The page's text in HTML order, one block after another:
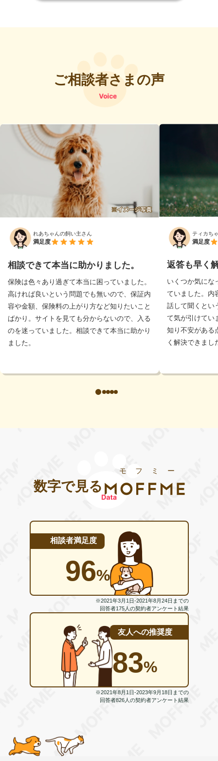
ご相談者さまの声
れあちゃんの飼い主さん
満足度
相談できて本当に助かりました。
保険は色々あり過ぎて本当に困っていました。
高ければ良いという問題でも無いので、保証内
容や金額、保険料の上がり方など知りたいこと
ばかり。サイトを見ても分からないので、入る
のを迷っていました。相談できて本当に助かり
ました。
ティカち
満足度
返答も早く
いくつか気にな
ていました。内
話して聞くとい
て気が引けてい
知り不安がある
く解決できまし
モフミー
数字で見る
相談者満足度
96%
※2021年3月1日-2021年8月24日までの
回答者175人の契約者アンケート結果
友人への推奨度
83%
※2021年8月1日-2023年9月18日までの
回答者826人の契約者アンケート結果